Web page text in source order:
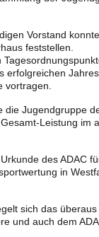
Vorstand
feststellen.
erfolgreichen
vortragen.
die Jugendgruppe
Leistung im
des ADAC
in
sich das
und auch dem